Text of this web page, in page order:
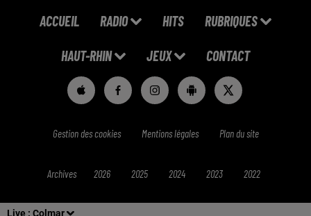
Live : Colmar
ACCUEIL RADIO HITS RUBRIQUES
HAUT-RHIN JEUX CONTACT
Gestion des cookies Mentions légales Plan du site
Archives 2026 2025 2024 2023 2022